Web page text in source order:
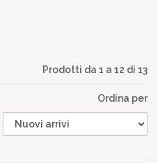
Prodotti da 1 a 12 di 13
Ordina per